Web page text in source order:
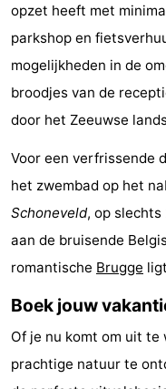
-
Zwembaden
-
Fietsen
-
Paardrijden
-
Surfen
Eten
en
drinken
Haaientanden
Zeehonden
opzet heeft met
parkshop en
mogelijkheden in de
broodjes van de
door het Zeeuwse
Voor een verfrissende
het zwembad op het
Schoneveld, op slechts
aan de bruisende
romantische Brugge
Boek jouw
Of je nu komt om uit te
prachtige natuur te